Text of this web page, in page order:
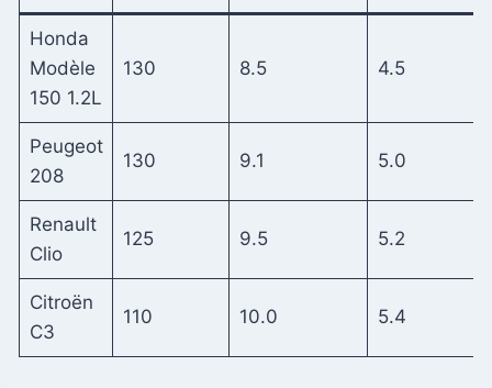
Honda
Modèle
150 1.2L
130 8.5 4.5
Peugeot
208
130 9.1 5.0
Renault
Clio
125 9.5 5.2
Citroën
C3
110 10.0 5.4